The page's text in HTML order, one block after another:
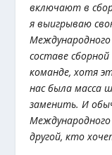
включают в
я выигрываю
составе
команде, хотя
нас была масса
заменить. И
другой, кто